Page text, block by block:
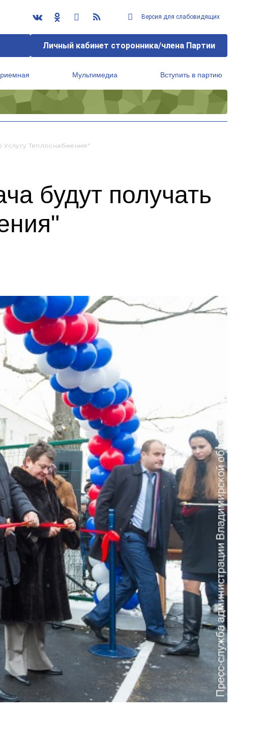
Версия для слабовидящих
Личный кабинет сторонника/члена Партии
Мультимедиа Вступить в партию
Услугу Теплоснабжения"
будут получать